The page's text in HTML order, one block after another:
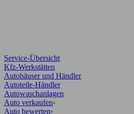
Service-Übersicht
Kfz-Werkstätten
Autohäuser und Händler
Autoteile-Händler
Autowaschanlagen
Auto verkaufen›
Auto bewerten›